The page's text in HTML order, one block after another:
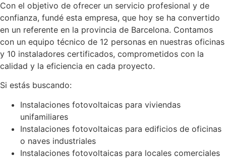
Con el objetivo de ofrecer un servicio profesional y de
confianza, fundé esta empresa, que hoy se ha convertido
en un referente en la provincia de Barcelona. Contamos
con un equipo técnico de 12 personas en nuestras oficinas
y 10 instaladores certificados, comprometidos con la
calidad y la eficiencia en cada proyecto.
Si estás buscando:
Instalaciones fotovoltaicas para viviendas
unifamiliares
Instalaciones fotovoltaicas para edificios de oficinas
o naves industriales
Instalaciones fotovoltaicas para locales comerciales